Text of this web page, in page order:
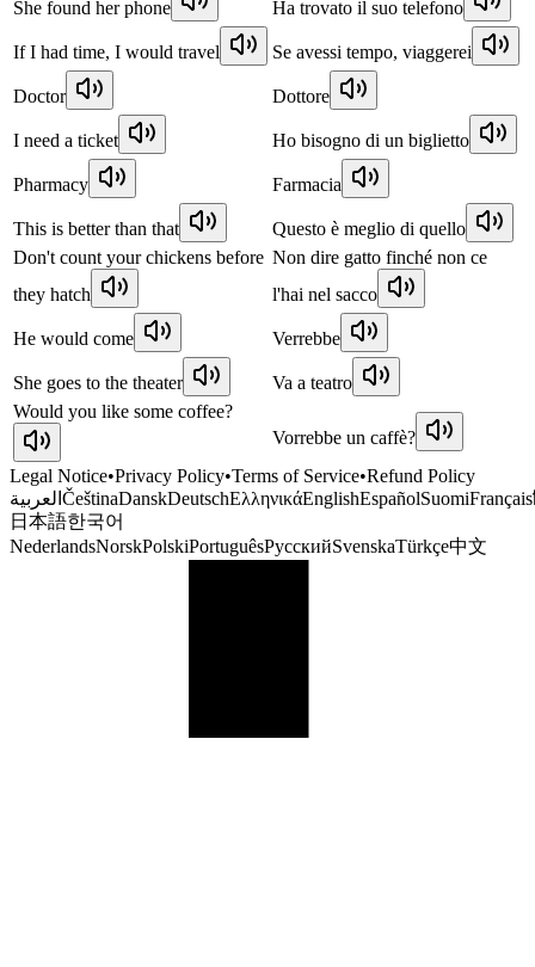
She found her phone Ha trovato il suo telefono
If I had time, I would travel Se avessi tempo, viaggerei
Doctor Dottore
I need a ticket Ho bisogno di un biglietto
Pharmacy Farmacia
This is better than that
Questo è meglio di quello
Don't count your chickens before
they hatch
Non dire gatto finché non ce
l'hai nel sacco
He would come Verrebbe
She goes to the theater
Va a teatro
Would you like some coffee?
Vorrebbe un caffè?
Legal Notice•Privacy Policy•Terms of Service•Refund Policy
العربية ČeštinaDanskDeutschΕλληνικάEnglishEspañolSuomiFrançais
日本語한국어
NederlandsNorskPolskiPortuguêsРусскийSvenskaTürkçe中文